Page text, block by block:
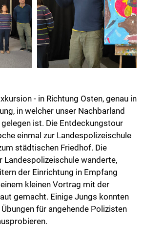
- in Richtung Osten, genau in
in welcher unser Nachbarland
ist. Die Entdeckungstour
einmal zur Landespolizeischule
städtischen Friedhof. Die
Landespolizeischule wanderte,
der Einrichtung in Empfang
kleinen Vortrag mit der
gemacht. Einige Jungs konnten
für angehende Polizisten